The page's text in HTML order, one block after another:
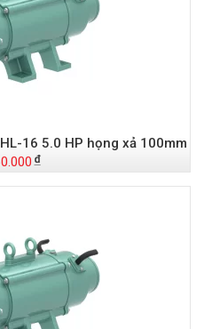
16 5.0 HP họng xả 100mm